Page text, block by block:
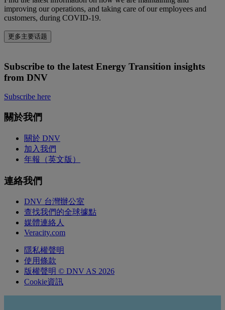
improving our operations, and taking care of our employees and
customers, during COVID-19.
更多主要话题
Subscribe to the latest Energy Transition insights
from DNV
Subscribe here
關於我們
關於 DNV
加入我們
年報（英文版）
連絡我們
DNV 台灣辦公室
查找我們的全球據點
媒體連絡人
Veracity.com
隱私權聲明
使用條款
版權聲明 © DNV AS 2026
Cookie資訊